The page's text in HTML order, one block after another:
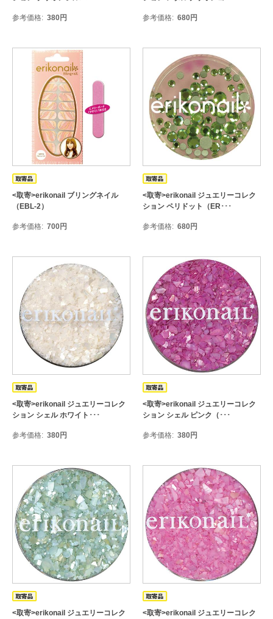
参考価格 380円 参考価格 680円
<取寄>erikonail ブリングネイル
（EBL-2）
参考価格 700円
<取寄>erikonail ジュエリーコレク
ション ペリドット（ER･･･
参考価格 680円
<取寄>erikonail ジュエリーコレク
ション シェル ホワイト･･･
参考価格 380円
<取寄>erikonail ジュエリーコレク
ション シェル ピンク（･･･
参考価格 380円
<取寄>erikonail ジュエリーコレク
<取寄>erikonail ジュエリーコレク